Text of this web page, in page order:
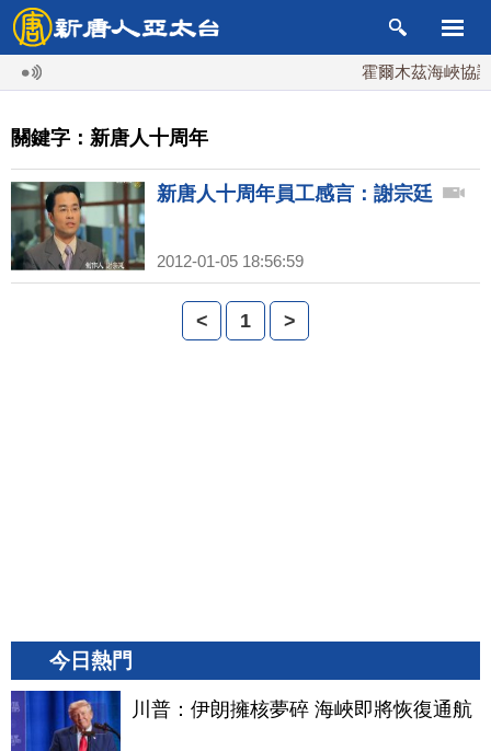
霍爾木茲海峽協議
關鍵字：新唐人十周年
新唐人十周年員工感言：謝宗廷
2012-01-05 18:56:59
< 1 >
今日熱門
川普：伊朗擁核夢碎 海峽即將恢復通航